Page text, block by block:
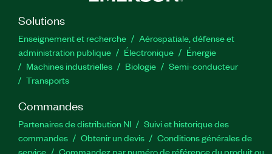
Solutions
Enseignement et recherche
Aérospatiale, défense et
administration publique
Électronique
Énergie​
Machines industrielles
Biologie
Semi-conducteur
Transports
Commandes
Partenaires de distribution NI
Suivi et historique des
commandes
Obtenir un devis
Conditions générales de
service
Commandez par numéro de référence du produit ou